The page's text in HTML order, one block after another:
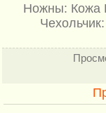
Ножны: Кожа